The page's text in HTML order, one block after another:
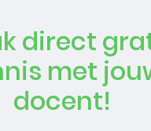
direct
met
docent!